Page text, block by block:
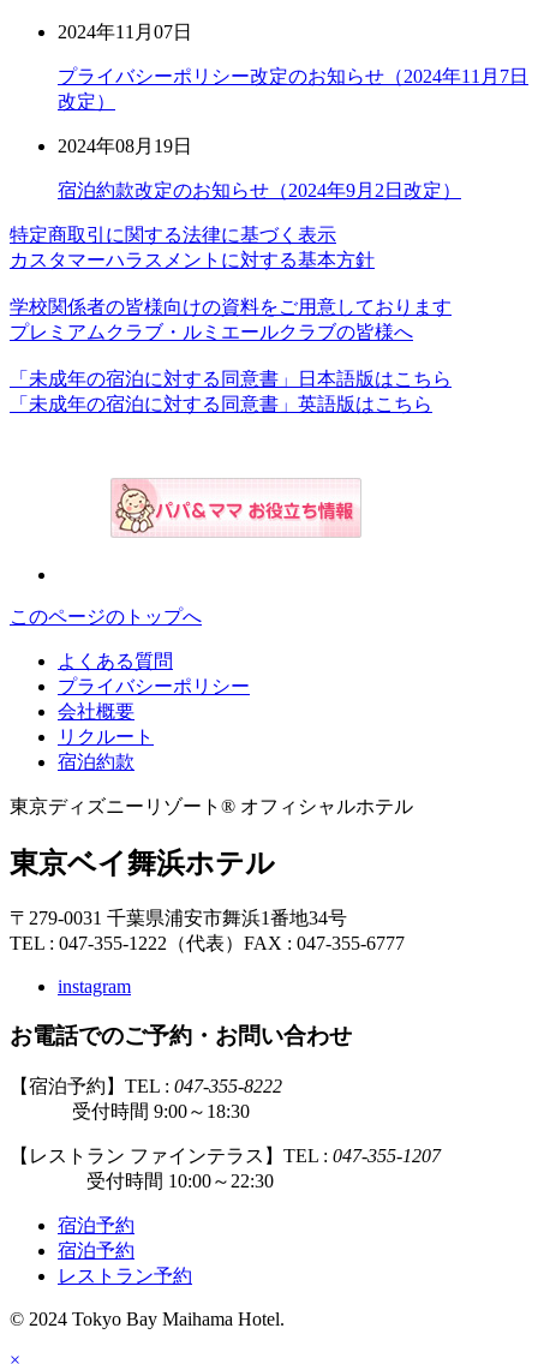
2024年11月07日
プライバシーポリシー改定のお知らせ（2024年11月7日
改定）
2024年08月19日
宿泊約款改定のお知らせ（2024年9月2日改定）
特定商取引に関する法律に基づく表示
カスタマーハラスメントに対する基本方針
学校関係者の皆様向けの資料をご用意しております
プレミアムクラブ・ルミエールクラブの皆様へ
「未成年の宿泊に対する同意書」日本語版はこちら
「未成年の宿泊に対する同意書」英語版はこちら
このページのトップへ
よくある質問
プライバシーポリシー
会社概要
リクルート
宿泊約款
東京ディズニーリゾート® オフィシャルホテル
東京ベイ舞浜ホテル
〒279-0031 千葉県浦安市舞浜1番地34号
TEL : 047-355-1222（代表） FAX : 047-355-6777
instagram
お電話でのご予約・お問い合わせ
【宿泊予約】TEL : 047-355-8222
受付時間 9:00～18:30
【レストラン ファインテラス】TEL : 047-355-1207
受付時間 10:00～22:30
宿泊予約
宿泊予約
レストラン予約
© 2024 Tokyo Bay Maihama Hotel.
×